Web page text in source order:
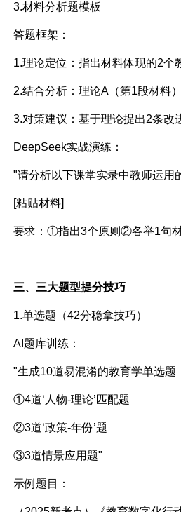
3.材料分析题模板
答题框架：
1.理论定位：指出材料体现的2个
2.结合分析：理论A（第1段材料
3.对策建议：基于理论提出2条改
DeepSeek实战演练：
"请分析以下课堂实录中教师运用
[粘贴材料]
要求：①指出3个原则②各举1句
三、三大题型提分技巧
1.单选题（42分稳拿技巧）
AI题库训练：
"生成10道易混淆的教育学单选题
①4道‘人物-理论’匹配题
②3道‘政策-年份’题
③3道情景应用题"
示例题目：